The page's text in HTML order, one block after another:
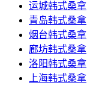
运城韩式桑拿
青岛韩式桑拿
烟台韩式桑拿
廊坊韩式桑拿
洛阳韩式桑拿
上海韩式桑拿